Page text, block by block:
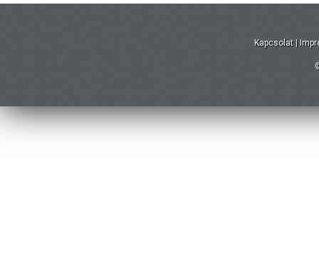
Kapcsolat |